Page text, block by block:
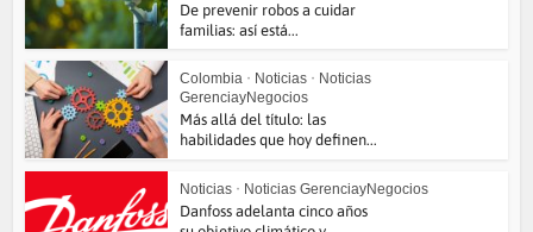
De prevenir robos a cuidar
familias: así está...
Colombia • Noticias • Noticias
GerenciayNegocios
Más allá del título: las
habilidades que hoy definen...
Noticias • Noticias GerenciayNegocios
Danfoss adelanta cinco años